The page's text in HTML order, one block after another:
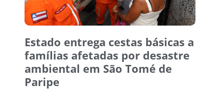
Estado entrega cestas básicas a
famílias afetadas por desastre
ambiental em São Tomé de
Paripe